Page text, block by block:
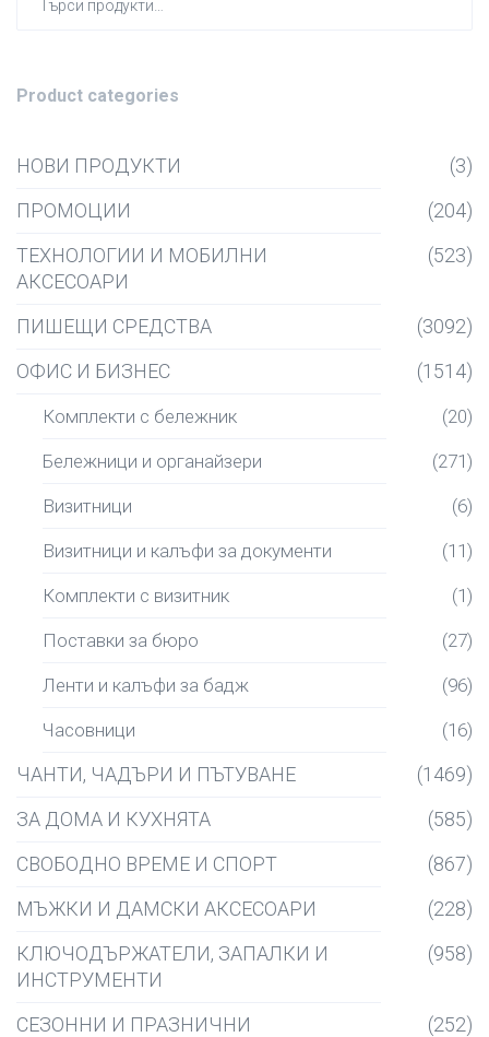
Product categories
НОВИ ПРОДУКТИ
(3)
ПРОМОЦИИ
(204)
ТЕХНОЛОГИИ И МОБИЛНИ
АКСЕСОАРИ
(523)
ПИШЕЩИ СРЕДСТВА
(3092)
ОФИС И БИЗНЕС
(1514)
Комплекти с бележник (20)
Бележници и органайзери (271)
Визитници (6)
Визитници и калъфи за документи (11)
Комплекти с визитник (1)
Поставки за бюро (27)
Ленти и калъфи за бадж (96)
Часовници (16)
ЧАНТИ, ЧАДЪРИ И ПЪТУВАНЕ
(1469)
ЗА ДОМА И КУХНЯТА
(585)
СВОБОДНО ВРЕМЕ И СПОРТ
(867)
МЪЖКИ И ДАМСКИ АКСЕСОАРИ
(228)
КЛЮЧОДЪРЖАТЕЛИ, ЗАПАЛКИ И
ИНСТРУМЕНТИ
(958)
СЕЗОННИ И ПРАЗНИЧНИ
(252)